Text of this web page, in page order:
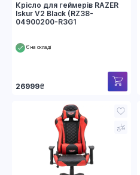
Крісло для геймерів RAZER
Iskur V2 Black (RZ38-
04900200-R3G1
Є на складі
26999₴